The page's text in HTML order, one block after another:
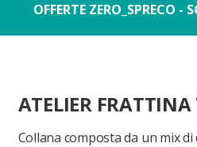
OFFERTE ZERO_SPRECO -
ATELIER
Collana composta da un mix